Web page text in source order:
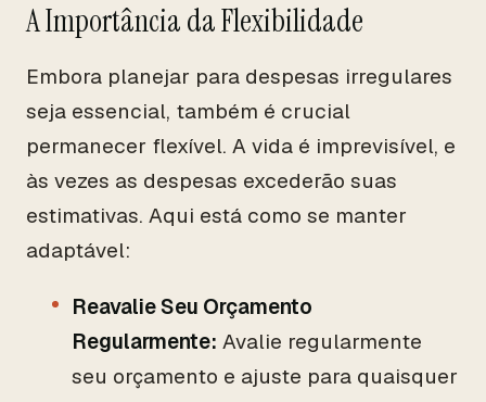
A Importância da Flexibilidade
Embora planejar para despesas irregulares
seja essencial, também é crucial
permanecer flexível. A vida é imprevisível, e
às vezes as despesas excederão suas
estimativas. Aqui está como se manter
adaptável:
Reavalie Seu Orçamento
Regularmente: Avalie regularmente
seu orçamento e ajuste para quaisquer